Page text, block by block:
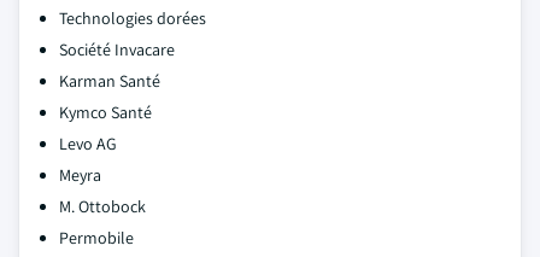
Technologies dorées
Société Invacare
Karman Santé
Kymco Santé
Levo AG
Meyra
M. Ottobock
Permobile